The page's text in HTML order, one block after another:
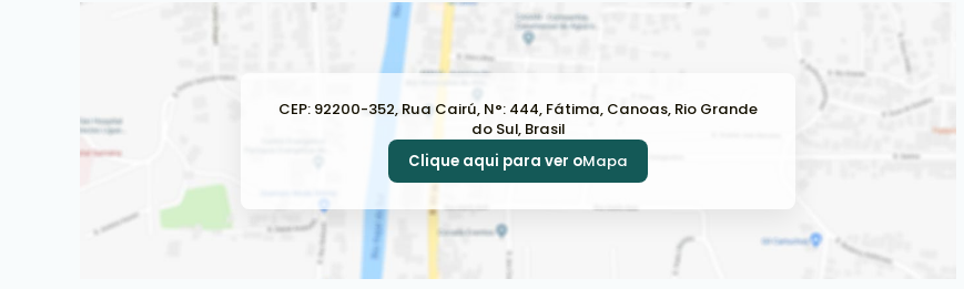
CEP: 92200-352, Rua Cairú, N°: 444, Fátima, Canoas, Rio Grande
do Sul, Brasil
Clique aqui para ver oMapa